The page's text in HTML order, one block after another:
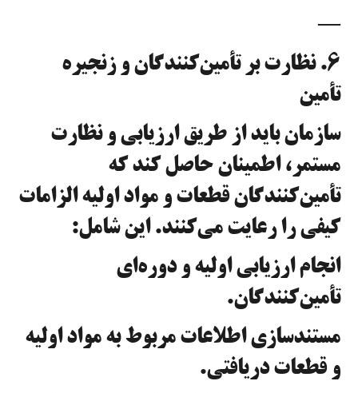
—
۶. نظارت بر تأمین‌کنندگان و زنجیره
تأمین
سازمان باید از طریق ارزیابی و نظارت
مستمر، اطمینان حاصل کند که
تأمین‌کنندگان قطعات و مواد اولیه الزامات
کیفی را رعایت می‌کنند. این شامل:
انجام ارزیابی اولیه و دوره‌ای
تأمین‌کنندگان.
مستندسازی اطلاعات مربوط به مواد اولیه
و قطعات دریافتی.